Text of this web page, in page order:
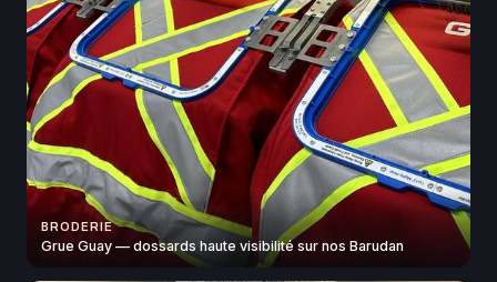
BRODERIE
Grue Guay — dossards haute visibilité sur nos Barudan